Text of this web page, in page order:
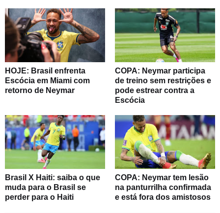
HOJE: Brasil enfrenta
Escócia em Miami com
retorno de Neymar
COPA: Neymar participa
de treino sem restrições e
pode estrear contra a
Escócia
Brasil X Haiti: saiba o que
muda para o Brasil se
perder para o Haiti
COPA: Neymar tem lesão
na panturrilha confirmada
e está fora dos amistosos